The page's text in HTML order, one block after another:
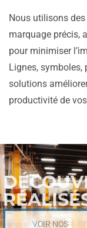
Nous utilisons
marquage précis,
pour minimiser
Lignes, symboles,
solutions
productivité de
VOIR NOS